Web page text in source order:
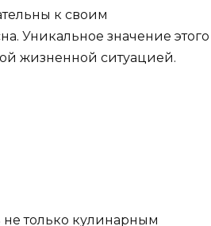
к своим
Уникальное значение этого
жизненной ситуацией.
не только кулинарным